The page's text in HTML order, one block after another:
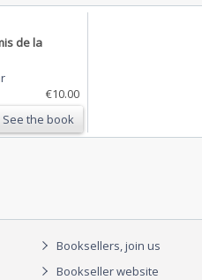
de la
€10.00
See the book
Booksellers, join us
Bookseller website